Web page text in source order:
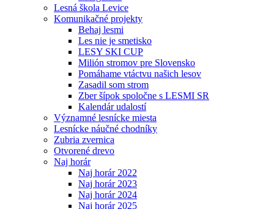
Lesná škola Levice
Komunikačné projekty
Behaj lesmi
Les nie je smetisko
LESY SKI CUP
Milión stromov pre Slovensko
Pomáhame vtáctvu našich lesov
Zasadil som strom
Zber šípok spoločne s LESMI SR
Kalendár udalostí
Významné lesnícke miesta
Lesnícke náučné chodníky
Zubria zvernica
Otvorené drevo
Naj horár
Naj horár 2022
Naj horár 2023
Naj horár 2024
Naj horár 2025